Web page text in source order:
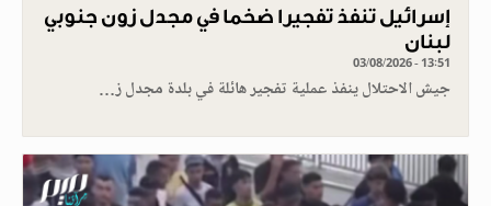
إسرائيل تنفذ تفجيرا ضخما في مجدل زون جنوبي
لبنان
03/08/2026 - 13:51
جيش الاحتلال ينفذ عملية تفجير هائلة في بلدة مجدل ز…